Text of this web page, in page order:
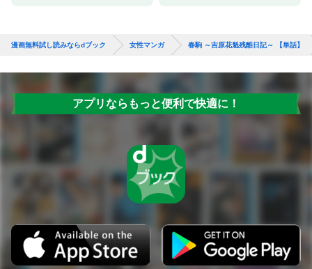
漫画無料試し読みならdブック 女性マンガ 春駒 ～吉原花魁残酷日記～ 【単話】
アプリならもっと便利で快適に！